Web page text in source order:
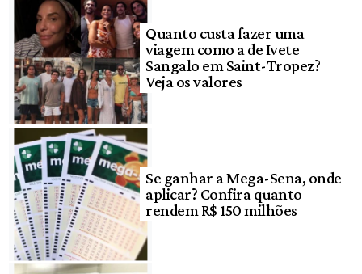
Quanto custa fazer uma
viagem como a de Ivete
Sangalo em Saint-Tropez?
Veja os valores
Se ganhar a Mega-Sena, onde
aplicar? Confira quanto
rendem R$ 150 milhões